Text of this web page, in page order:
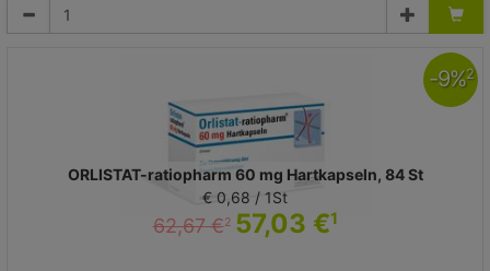
ORLISTAT-ratiopharm 60 mg Hartkapseln, 84 St
€ 0,68 / 1St
62,67 €2 57,03 €1
-9%2